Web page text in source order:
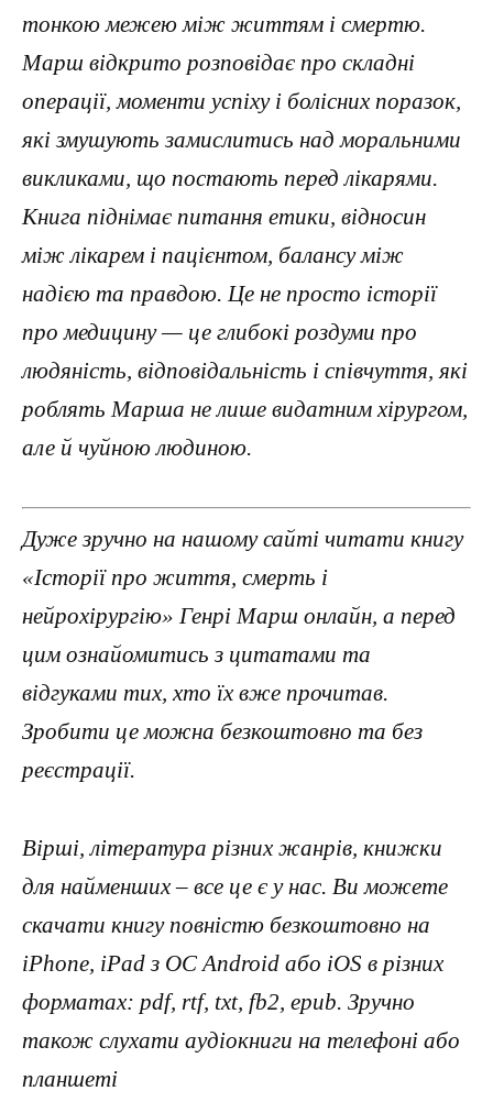
тонкою межею між життям і смертю.
Марш відкрито розповідає про складні
операції, моменти успіху і болісних поразок,
які змушують замислитись над моральними
викликами, що постають перед лікарями.
Книга піднімає питання етики, відносин
між лікарем і пацієнтом, балансу між
надією та правдою. Це не просто історії
про медицину — це глибокі роздуми про
людяність, відповідальність і співчуття, які
роблять Марша не лише видатним хірургом,
але й чуйною людиною.
Дуже зручно на нашому сайті читати книгу
«Історії про життя, смерть і
нейрохірургію» Генрі Марш онлайн, а перед
цим ознайомитись з цитатами та
відгуками тих, хто їх вже прочитав.
Зробити це можна безкоштовно та без
реєстрації.
Вірші, література різних жанрів, книжки
для найменших – все це є у нас. Ви можете
скачати книгу повністю безкоштовно на
iPhone, iPad з ОС Android або iOS в різних
форматах: pdf, rtf, txt, fb2, epub. Зручно
також слухати аудіокниги на телефоні або
планшеті